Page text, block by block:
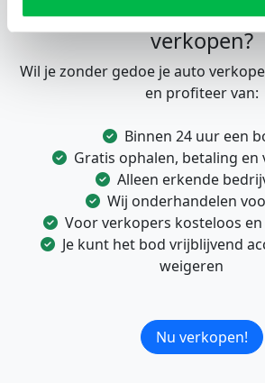
Eenvoudig en snel
verkopen?
Wil je zonder gedoe je auto
en profiteer van:
Binnen 24 uur een
Gratis ophalen, betaling en
Alleen erkende
Wij onderhandelen
Voor verkopers kosteloos
Je kunt het bod vrijblijvend
weigeren
Nu verkopen!